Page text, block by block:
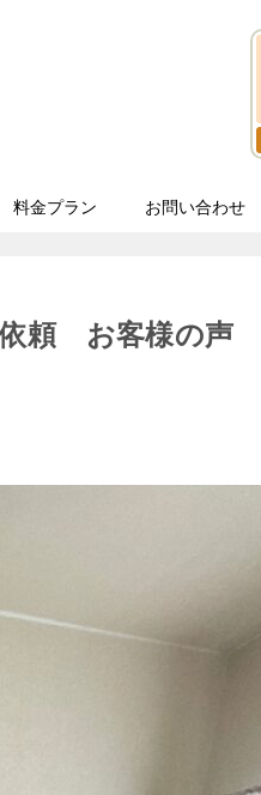
料金プラン お問い合わせ
依頼 お客様の声